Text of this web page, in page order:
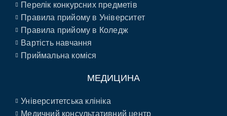
Перелік конкурсних предметів
Правила прийому в Університет
Правила прийому в Коледж
Вартість навчання
Приймальна коміся
МЕДИЦИНА
Університетська клініка
Медичний консультативний центр